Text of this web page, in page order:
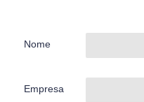
Nome
Empresa